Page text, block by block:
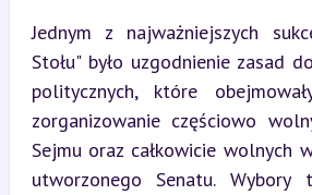
Jednym z najważniejszych
Stołu" było uzgodnienie zasad
politycznych, które
zorganizowanie częściowo
Sejmu oraz całkowicie wolnych
utworzonego Senatu.